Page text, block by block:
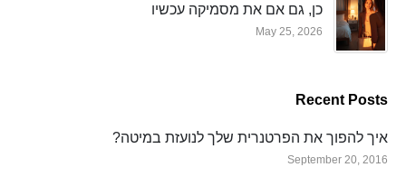
כן, גם אם את מסמיקה עכשיו
May 25, 2026
Recent Posts
איך להפוך את הפרטנרית שלך לנועזת במיטה?
September 20, 2016